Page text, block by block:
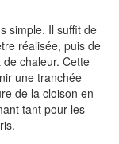
simple. Il suffit de
réalisée, puis de
de chaleur. Cette
une tranchée
de la cloison en
tant pour les